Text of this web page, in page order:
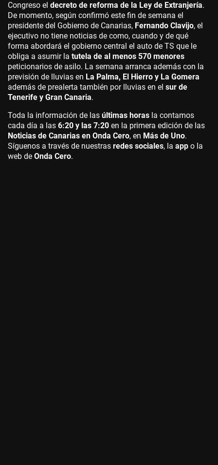
Congreso el decreto de reforma de la Ley de Extranjería.
De momento, según confirmó este fin de semana el
presidente del Gobierno de Canarias, Fernando Clavijo, el
ejecutivo no tiene noticias de como, cuando y de qué
forma abordará el gobierno central el auto de TS que le
obliga a asumir la tutela de al menos 570 menores
peticionarios de asilo. La semana arranca además con la
previsión de lluvias en La Palma, El Hierro y La Gomera
además de prealerta también por lluvias en el sur de
Tenerife y Gran Canaria.
Toda la información de las últimas horas la contamos
cada día a las 6:20 y las 7:20 en la primera edición de las
Noticias de Canarias en Onda Cero, en Más de Uno.
Síguenos a través de nuestras redes sociales, la app o la
web de Onda Cero.